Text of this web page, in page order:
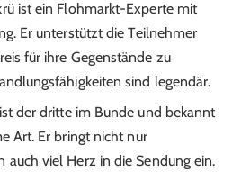
ist ein Flohmarkt-Experte mit
Er unterstützt die Teilnehmer
für ihre Gegenstände zu
sind legendär.
der dritte im Bunde und bekannt
Art. Er bringt nicht nur
auch viel Herz in die Sendung ein.